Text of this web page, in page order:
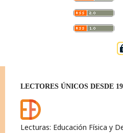
LECTORES ÚNICOS DESDE
Lecturas: Educación Física y